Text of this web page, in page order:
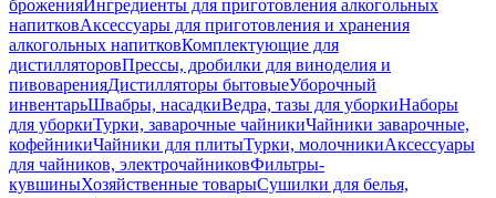
броженияИнгредиенты для приготовления алкогольных
напитковАксессуары для приготовления и хранения
алкогольных напитковКомплектующие для
дистилляторовПрессы, дробилки для виноделия и
пивоваренияДистилляторы бытовыеУборочный
инвентарьШвабры, насадкиВедра, тазы для уборкиНаборы
для уборкиТурки, заварочные чайникиЧайники заварочные,
кофейникиЧайники для плитыТурки, молочникиАксессуары
для чайников, электрочайниковФильтры-
кувшиныХозяйственные товарыСушилки для белья,